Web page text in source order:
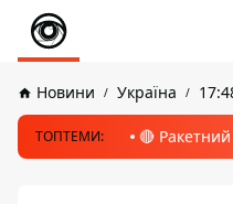
Новини Україна
ТОПТЕМИ: 🔴